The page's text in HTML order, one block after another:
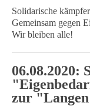
Solidarische
Gemeinsam gegen
Wir bleiben alle!
06.08.2020:
zur